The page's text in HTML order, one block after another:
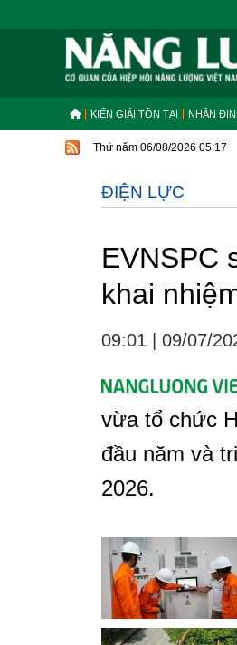
KIẾN GIẢI TỒN TẠI NHẬN
Thứ năm 06/08/2026 05:17
ĐIỆN LỰC
EVNSPC
khai
09:01 09/07/
vừa tổ chức
đầu năm và
2026.